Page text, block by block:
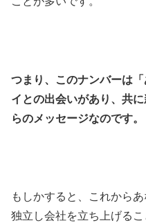
つまり、このナンバーは
イとの出会いがあり、共
らのメッセージなのです。
もしかすると、これから
独立し会社を立ち上げる